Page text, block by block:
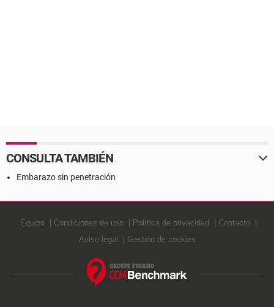
CONSULTA TAMBIÉN
Embarazo sin penetración
Equipo Condiciones de uso Política de privacidad
Contacto
Aviso legal
Gestión de cookies